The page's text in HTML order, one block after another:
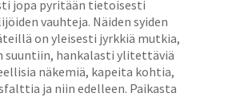
jopa pyritään tietoisesti
vauhteja. Näiden syiden
on yleisesti jyrkkiä mutkia,
suuntiin, hankalasti ylitettäviä
näkemiä, kapeita kohtia,
ja niin edelleen. Paikasta